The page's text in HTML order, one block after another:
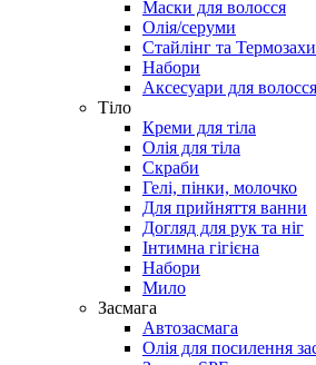
Маски для волосся
Олія/серуми
Стайлінг та
Набори
Аксесуари для волосся
Тіло
Креми для тіла
Олія для тіла
Скраби
Гелі, пінки, молочко
Для прийняття ванни
Догляд для рук та ніг
Інтимна гігієна
Набори
Мило
Засмага
Автозасмага
Олія для посилення